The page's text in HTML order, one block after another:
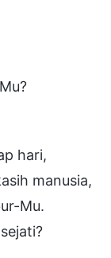
hari,
manusia,
Mu.